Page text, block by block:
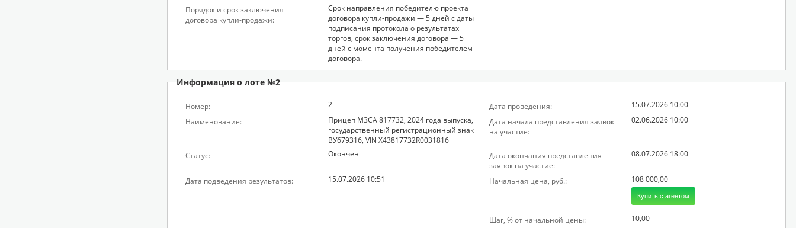
Порядок и срок заключения
договора купли-продажи:
Срок направления победителю проекта
договора купли-продажи — 5 дней с даты
подписания протокола о результатах
торгов, срок заключения договора — 5
дней с момента получения победителем
договора.
Информация о лоте №2
Номер: 2 Дата проведения:
15.07.2026 10:00
Наименование:
Прицеп МЗСА 817732, 2024 года выпуска,
государственный регистрационный знак
ВУ679316, VIN X43817732R0031816
Дата начала представления заявок
на участие:
02.06.2026 10:00
Статус: Окончен
Дата окончания представления
заявок на участие:
08.07.2026 18:00
Дата подведения результатов: 15.07.2026 10:51 Начальная цена, руб.: 108 000,00
Купить с агентом
Шаг, % от начальной цены:
10,00